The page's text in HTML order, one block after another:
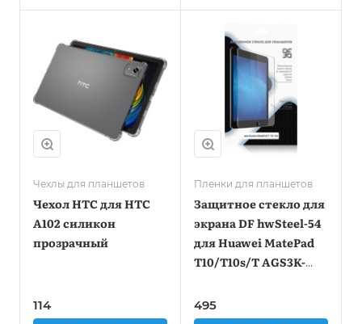
Чехлы для планшетов
Чехол HTC для HTC
A102 силикон
прозрачный
114
Пленки для планшетов
Защитное стекло для
экрана DF hwSteel-54
для Huawei MatePad
T10/T10s/T AGS3K-
(DF HWSTEEL-54)
495